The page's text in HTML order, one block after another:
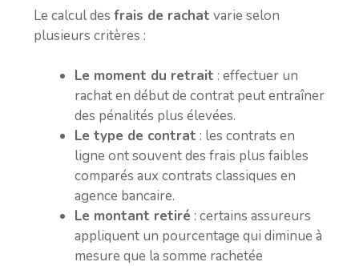
Le calcul des frais de rachat varie selon
plusieurs critères :
Le moment du retrait : effectuer un
rachat en début de contrat peut entraîner
des pénalités plus élevées.
Le type de contrat : les contrats en
ligne ont souvent des frais plus faibles
comparés aux contrats classiques en
agence bancaire.
Le montant retiré : certains assureurs
appliquent un pourcentage qui diminue à
mesure que la somme rachetée